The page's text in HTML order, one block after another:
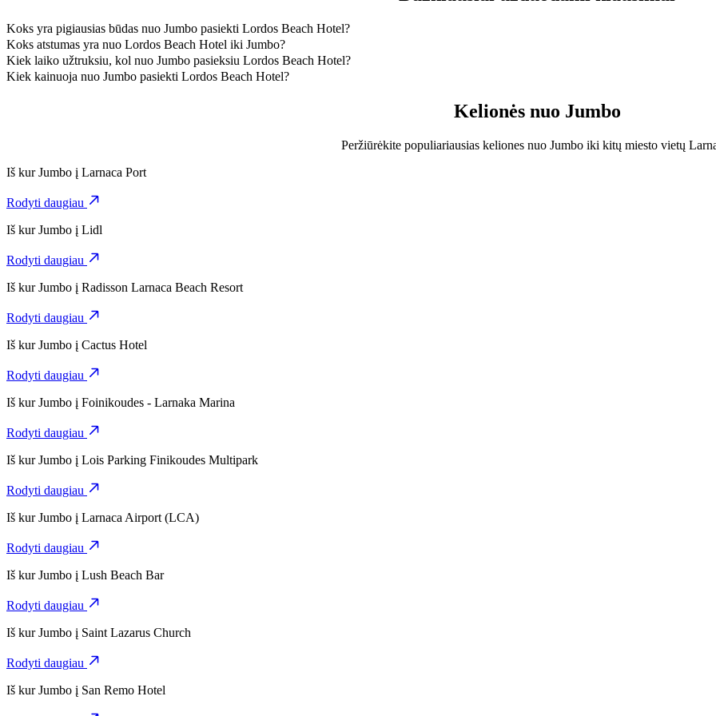
Koks yra pigiausias būdas nuo Jumbo pasiekti Lordos Beach Hotel?
Pasirinkdami kategoriją 4-Seater, nuo Jumbo iki Lordos Beach Hotel nukeliausite pigiausiai. Kelionė kainuos maždaug 18,00 € EUR.
Koks atstumas yra nuo Lordos Beach Hotel iki Jumbo?
Nuo Jumbo iki Lordos Beach Hotel yra maždaug 8 km.
Kiek laiko užtruksiu, kol nuo Jumbo pasieksiu Lordos Beach Hotel?
Pasirinkdami kategoriją 4-Seater, nuo Jumbo iki Lordos Beach Hotel nukeliausite maždaug per 12 min..
Kiek kainuoja nuo Jumbo pasiekti Lordos Beach Hotel?
Kelionės nuo Jumbo
Peržiūrėkite populiariausias keliones nuo Jumbo iki kitų miesto vietų
Iš kur Jumbo į Larnaca Port
Rodyti daugiau
Iš kur Jumbo į Lidl
Rodyti daugiau
Iš kur Jumbo į Radisson Larnaca Beach Resort
Rodyti daugiau
Iš kur Jumbo į Cactus Hotel
Rodyti daugiau
Iš kur Jumbo į Foinikoudes - Larnaka Marina
Rodyti daugiau
Iš kur Jumbo į Lois Parking Finikoudes Multipark
Rodyti daugiau
Iš kur Jumbo į Larnaca Airport (LCA)
Rodyti daugiau
Iš kur Jumbo į Lush Beach Bar
Rodyti daugiau
Iš kur Jumbo į Saint Lazarus Church
Rodyti daugiau
Iš kur Jumbo į San Remo Hotel